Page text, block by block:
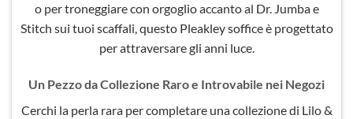
o per troneggiare con orgoglio accanto al Dr. Jumba e
Stitch sui tuoi scaffali, questo Pleakley soffice è progettato
per attraversare gli anni luce.
Un Pezzo da Collezione Raro e Introvabile nei Negozi
Cerchi la perla rara per completare una collezione di Lilo &